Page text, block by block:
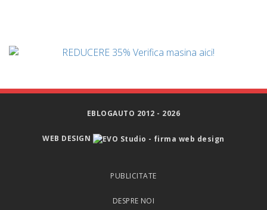
EBLOGAUTO 2012 - 2026
WEB DESIGN
PUBLICITATE
DESPRE NOI